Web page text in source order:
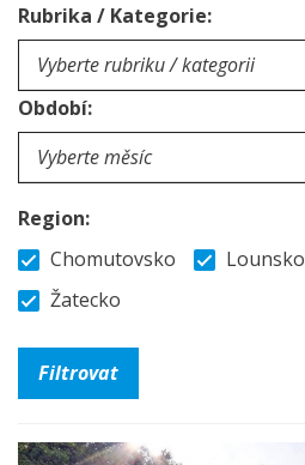
Rubrika / Kategorie:
Období:
Region:
Chomutovsko
Lounsko
Žatecko